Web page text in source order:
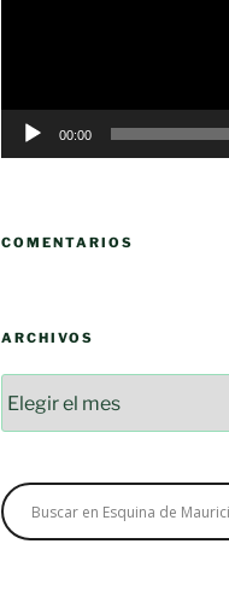
00:00
COMENTARIOS
ARCHIVOS